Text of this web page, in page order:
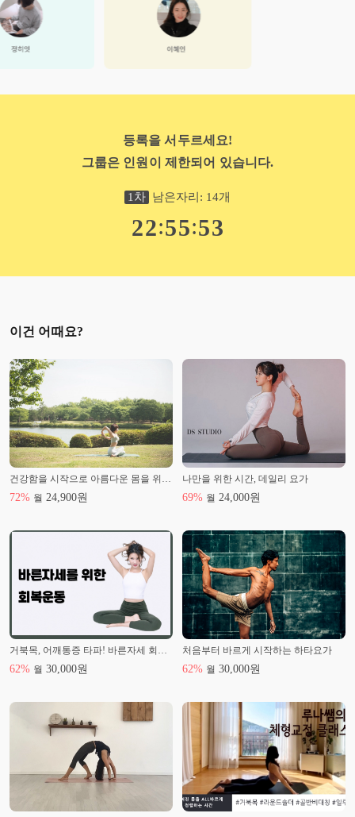
등록을 서두르세요!
그룹은 인원이 제한되어 있습니다.
1 차 남은자리: 14개
22:55:52
이건 어때요?
건강함을 시작으로 아름다운 몸을 위한 다이어트 요가
72% 월 24,900원
나만을 위한 시간, 데일리 요가
69% 월 24,000원
거북목, 어깨통증 타파! 바른자세 회복운동
62% 월 30,000원
처음부터 바르게 시작하는 하타요가
62% 월 30,000원